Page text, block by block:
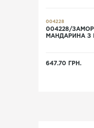
004228
004228/
МАНДАРИНА З
647.70 ГРН.